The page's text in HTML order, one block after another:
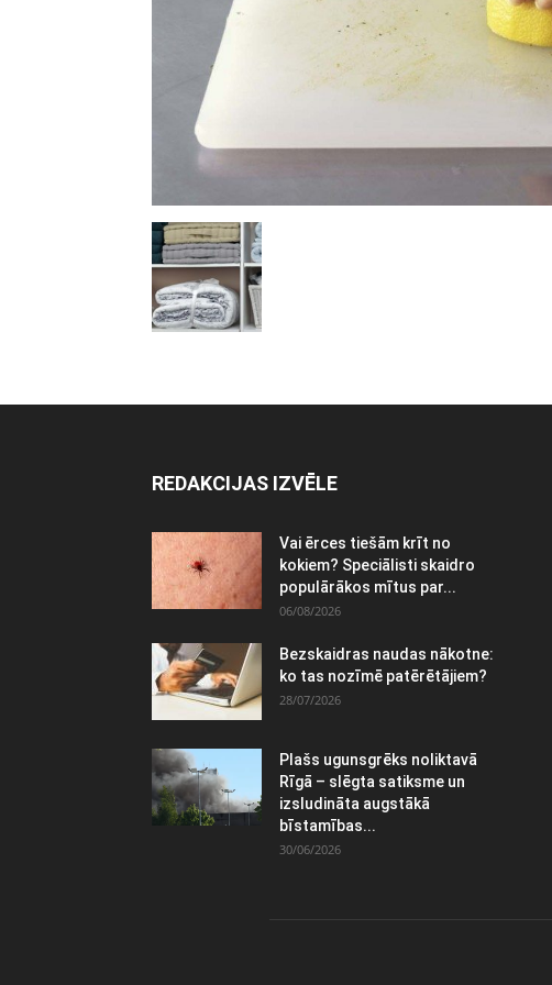
REDAKCIJAS IZVĒLE
Vai ērces tiešām krīt no
kokiem? Speciālisti skaidro
populārākos mītus par...
06/08/2026
Bezskaidras naudas nākotne:
ko tas nozīmē patērētājiem?
28/07/2026
Plašs ugunsgrēks noliktavā
Rīgā – slēgta satiksme un
izsludināta augstākā
bīstamības...
30/06/2026